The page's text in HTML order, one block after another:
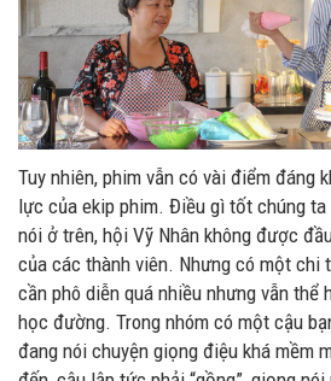
Tuy nhiên, phim vẫn có vài điểm đáng
lực của ekip phim. Điều gì tốt chúng ta
nói ở trên, hội Vỹ Nhân không được
của các thành viên. Nhưng có một chi
cần phô diễn quá nhiều nhưng vẫn
học đường. Trong nhóm có một cậu
đang nói chuyện giọng điệu khá mềm